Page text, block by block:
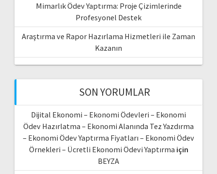
Mimarlık Ödev Yaptırma: Proje Çizimlerinde
Profesyonel Destek
Araştırma ve Rapor Hazırlama Hizmetleri ile Zaman
Kazanın
SON YORUMLAR
Dijital Ekonomi – Ekonomi Ödevleri – Ekonomi
Ödev Hazırlatma – Ekonomi Alanında Tez Yazdırma
– Ekonomi Ödev Yaptırma Fiyatları – Ekonomi Ödev
Örnekleri – Ücretli Ekonomi Ödevi Yaptırma için
BEYZA